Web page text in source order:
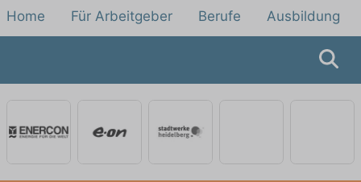
Home Für Arbeitgeber Berufe Ausbildung